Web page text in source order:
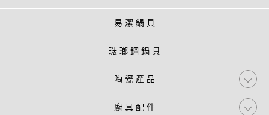
易 潔 鍋 具
琺 瑯 鋼 鍋 具
陶 瓷 產 品
廚 具 配 件